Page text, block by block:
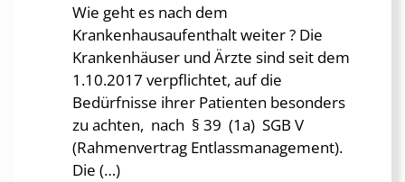
Wie geht es nach dem
Krankenhausaufenthalt weiter ? Die
Krankenhäuser und Ärzte sind seit dem
1.10.2017 verpflichtet, auf die
Bedürfnisse ihrer Patienten besonders
zu achten, nach § 39 (1a) SGB V
(Rahmenvertrag Entlassmanagement).
Die (…)